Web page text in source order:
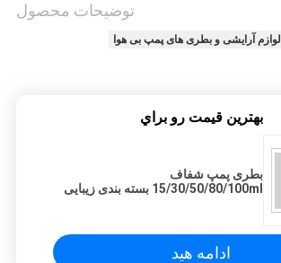
توضیحات محصول
لوازم آرایشی و بطری های پمپ بی هوا
بهترين قيمت رو براي
بطری پمپ شفاف
15/30/50/80/100ml بسته بندی زیبایی
ادامه هید